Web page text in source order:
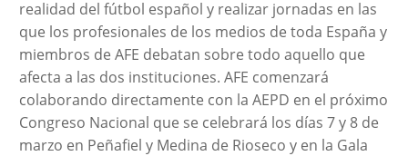
realidad del fútbol español y realizar jornadas en las
que los profesionales de los medios de toda España y
miembros de AFE debatan sobre todo aquello que
afecta a las dos instituciones. AFE comenzará
colaborando directamente con la AEPD en el próximo
Congreso Nacional que se celebrará los días 7 y 8 de
marzo en Peñafiel y Medina de Rioseco y en la Gala